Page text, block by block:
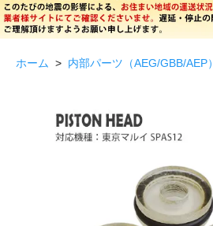
ホーム > 内部パーツ（AEG/GBB/AEP）